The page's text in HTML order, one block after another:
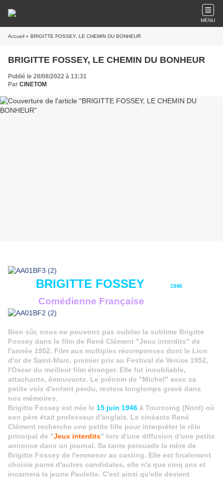
MENU
Accueil » BRIGITTE FOSSEY, LE CHEMIN DU BONHEUR
BRIGITTE FOSSEY, LE CHEMIN DU BONHEUR
Publié le 28/08/2022 à 13:31
Par CINETOM
BRIGITTE FOSSEY 1946
Comédienne Française
Bien sûr, nous ne pouvons pas oublier la sublime Brigitte
Fossey dans le film de René Clément "Jeux interdits" de
l'année 1952. Film aux multiples récompenses dont le Lion
d'or de Saint-Marc, premier prix au Festival de Venise 1952,
l'Oscar du meilleur film étranger. Elle fut inoubliable,
attachante, émouvante. Le prénom de "Michel" avec sa
petite voix d'enfant perdu, restera longtemps gravé dans
nos mémoires.
Brigitte Fossey est née le 15 juin 1946 à Tourcoing (Nord) où
son père était professeur d'anglais. Le cinéaste René
Clément recherche une petite fille pour interpréter le rôle
principal de "Jeux interdits" lors d'une diffusion d'une petite
annonce dans un journal. Sa tante persuade la mère de
Brigitte Fossey de l'emmener au casting. Elle est finalement
choisie parmi d'autres candidates, elle n'a que cinq ans et
incarnera la jeune Paulette. C'est ainsi qu'elle devient